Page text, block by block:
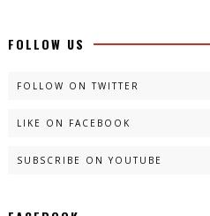
FOLLOW US
FOLLOW ON TWITTER
LIKE ON FACEBOOK
SUBSCRIBE ON YOUTUBE